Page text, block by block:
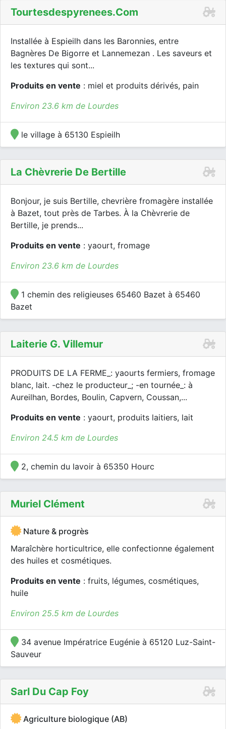
Tourtesdespyrenees.com
Installée à Espieilh dans les Baronnies, entre
Bagnères De Bigorre et Lannemezan . Les saveurs et
les textures qui sont...
Produits en vente : miel et produits dérivés, pain
Environ 23.6 km de Lourdes
le village à 65130 Espieilh
La Chèvrerie De Bertille
Bonjour, je suis Bertille, chevrière fromagère installée
à Bazet, tout près de Tarbes. À la Chèvrerie de
Bertille, je prends...
Produits en vente : yaourt, fromage
Environ 23.6 km de Lourdes
1 chemin des religieuses 65460 Bazet à 65460
Bazet
Laiterie G. Villemur
PRODUITS DE LA FERME_: yaourts fermiers, fromage
blanc, lait. -chez le producteur_; -en tournée_: à
Aureilhan, Bordes, Boulin, Capvern, Coussan,...
Produits en vente : yaourt, produits laitiers, lait
Environ 24.5 km de Lourdes
2, chemin du lavoir à 65350 Hourc
Muriel Clément
Nature & progrès
Maraîchère horticultrice, elle confectionne également
des huiles et cosmétiques.
Produits en vente : fruits, légumes, cosmétiques,
huile
Environ 25.5 km de Lourdes
34 avenue Impératrice Eugénie à 65120 Luz-Saint-
Sauveur
Sarl Du Cap Foy
Agriculture biologique (AB)